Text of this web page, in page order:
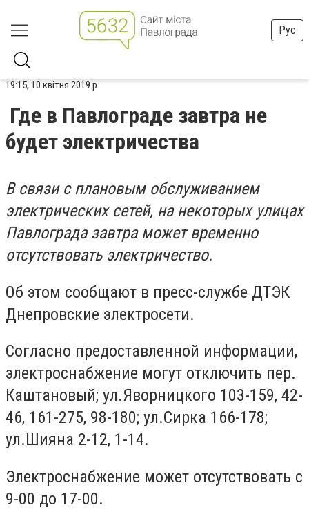
Рус
19:15, 10 квітня 2019 р.
Где в Павлограде завтра не
будет электричества
В связи с плановым обслуживанием
электрических сетей, на некоторых улицах
Павлограда завтра может временно
отсутствовать электричество.
Об этом сообщают в пресс-службе ДТЭК
Днепровские электросети.
Согласно предоставленной информации,
электроснабжение могут отключить пер.
Каштановый; ул.Яворницкого 103-159, 42-
46, 161-275, 98-180; ул.Сирка 166-178;
ул.Шияна 2-12, 1-14.
Электроснабжение может отсутствовать с
9-00 до 17-00.